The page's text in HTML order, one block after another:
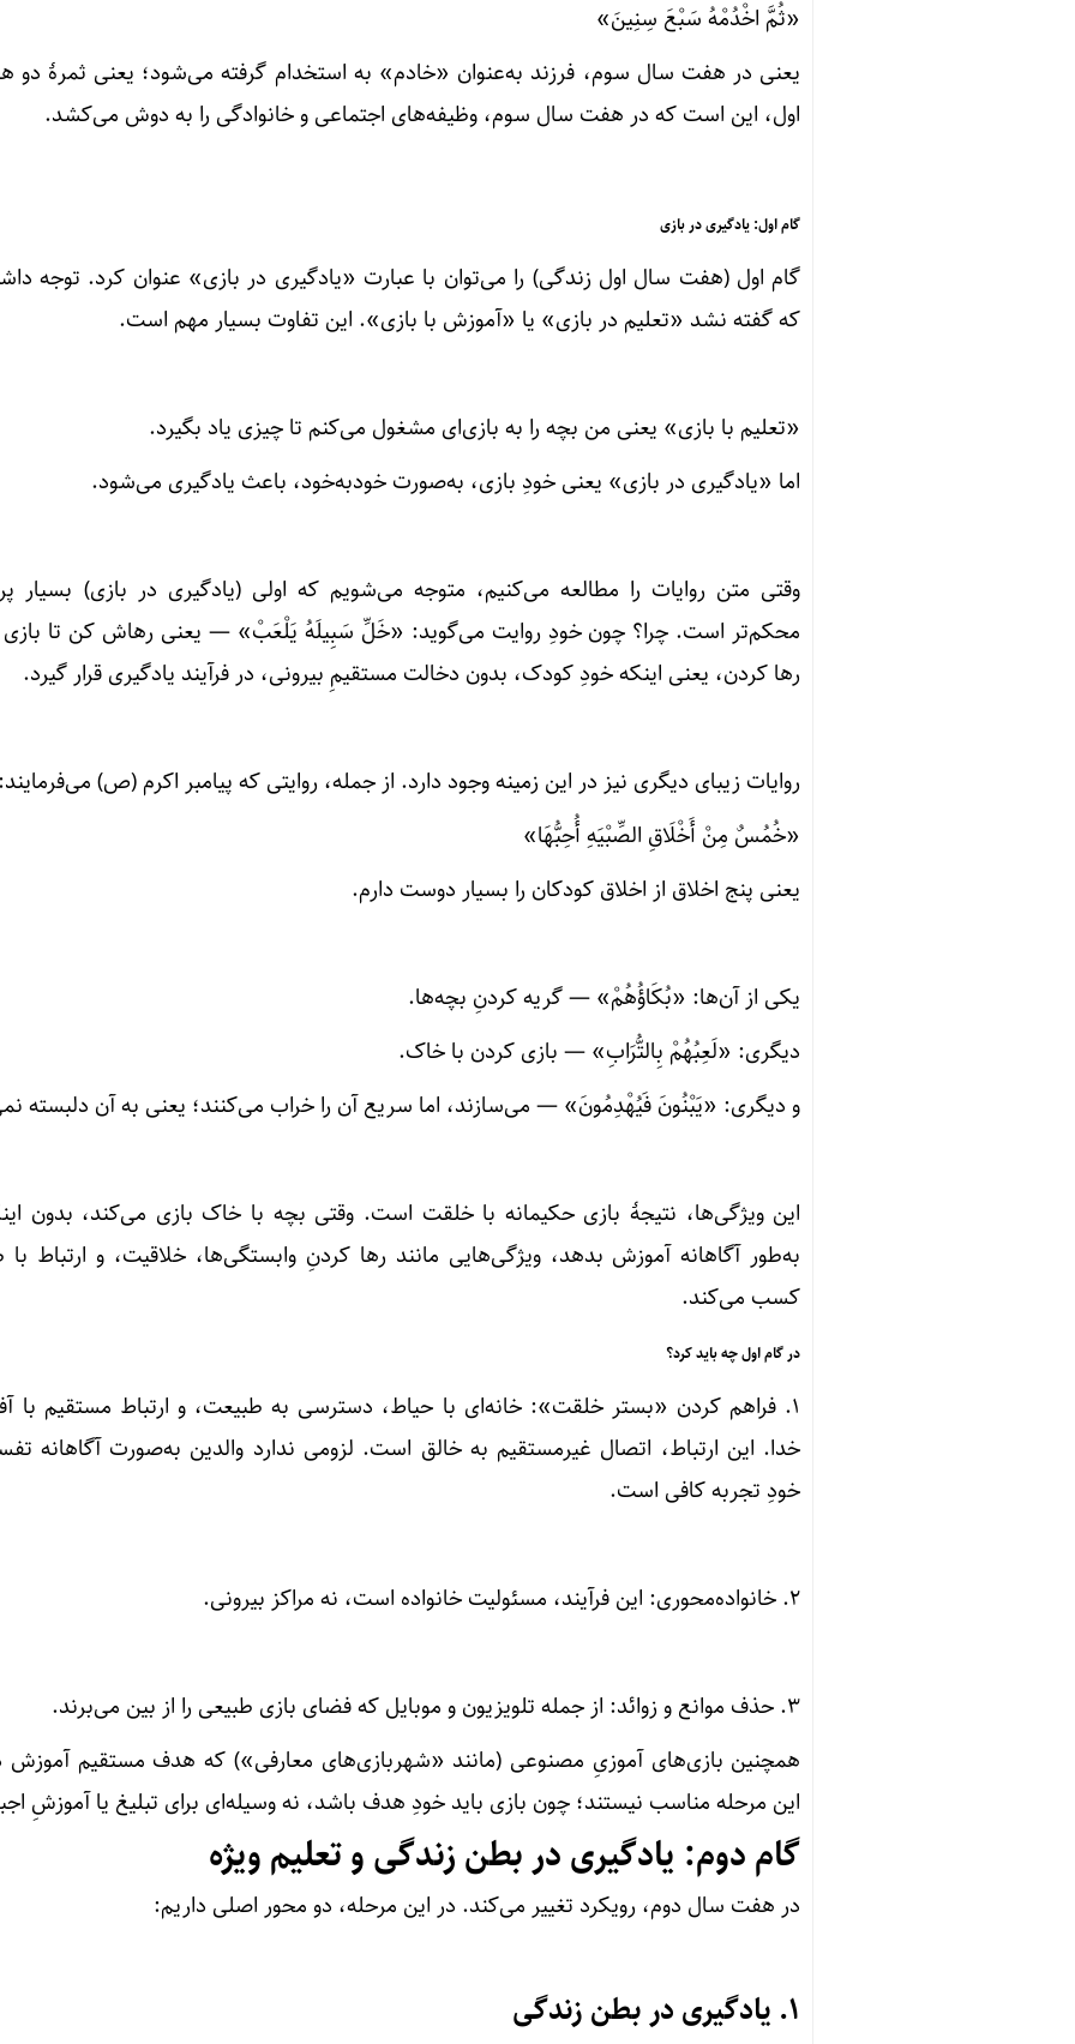
«ثُمَّ اخْدُمْهُ سَبْعَ سِنِینَ»
یعنی در هفت سال سوم، فرزند به‌عنوان «خادم» به استخدام گرفته می‌شود؛ یعنی ثمرهٔ
اول، این است که در هفت سال سوم، وظیفه‌های اجتماعی و خانوادگی را به دوش می‌کشد.
گام اول: یادگیری در بازی
گام اول (هفت سال اول زندگی) را می‌توان با عبارت «یادگیری در بازی» عنوان کرد. توجه
که گفته نشد «تعلیم در بازی» یا «آموزش با بازی». این تفاوت بسیار مهم است.
«تعلیم با بازی» یعنی من بچه را به بازی‌ای مشغول می‌کنم تا چیزی یاد بگیرد.
اما «یادگیری در بازی» یعنی خودِ بازی، به‌صورت خودبه‌خود، باعث یادگیری می‌شود.
وقتی متن روایات را مطالعه می‌کنیم، متوجه می‌شویم که اولی (یادگیری در بازی) بسیار
محکم‌تر است. چرا؟ چون خودِ روایت می‌گوید: «خَلِّ سَبِیلَهُ یَلْعَبْ» — یعنی رهاش کن تا بازی
رها کردن، یعنی اینکه خودِ کودک، بدون دخالت مستقیمِ بیرونی، در فرآیند یادگیری قرار گیرد.
روایات زیبای دیگری نیز در این زمینه وجود دارد. از جمله، روایتی که پیامبر اکرم (ص) می‌فرمایند:
«خُمُسٌ مِنْ أَخْلَاقِ الصِّبْیَهِ أُحِبُّهَا»
یعنی پنج اخلاق از اخلاق کودکان را بسیار دوست دارم.
یکی از آن‌ها: «بُکَاؤُهُمْ» — گریه کردنِ بچه‌ها.
دیگری: «لَعِبُهُمْ بِالتُّرَابِ» — بازی کردن با خاک.
و دیگری: «یَبْنُونَ فَیُهْدِمُونَ» — می‌سازند، اما سریع آن را خراب می‌کنند؛ یعنی به آن دلبسته
این ویژگی‌ها، نتیجهٔ بازی حکیمانه با خلقت است. وقتی بچه با خاک بازی می‌کند، بدون
به‌طور آگاهانه آموزش بدهد، ویژگی‌هایی مانند رها کردنِ وابستگی‌ها، خلاقیت، و ارتباط با
کسب می‌کند.
در گام اول چه باید کرد؟
۱. فراهم کردن «بستر خلقت»: خانه‌ای با حیاط، دسترسی به طبیعت، و ارتباط مستقیم با
خدا. این ارتباط، اتصال غیرمستقیم به خالق است. لزومی ندارد والدین به‌صورت آگاهانه
خودِ تجربه کافی است.
۲. خانواده‌محوری: این فرآیند، مسئولیت خانواده است، نه مراکز بیرونی.
۳. حذف موانع و زوائد: از جمله تلویزیون و موبایل که فضای بازی طبیعی را از بین می‌برند.
همچنین بازی‌های آموزیِ مصنوعی (مانند «شهربازی‌های معارفی») که هدف مستقیم آموزش
این مرحله مناسب نیستند؛ چون بازی باید خودِ هدف باشد، نه وسیله‌ای برای تبلیغ یا آموزشِ
گام دوم: یادگیری در بطن زندگی و تعلیم ویژه
در هفت سال دوم، رویکرد تغییر می‌کند. در این مرحله، دو محور اصلی داریم:
۱. یادگیری در بطن زندگی